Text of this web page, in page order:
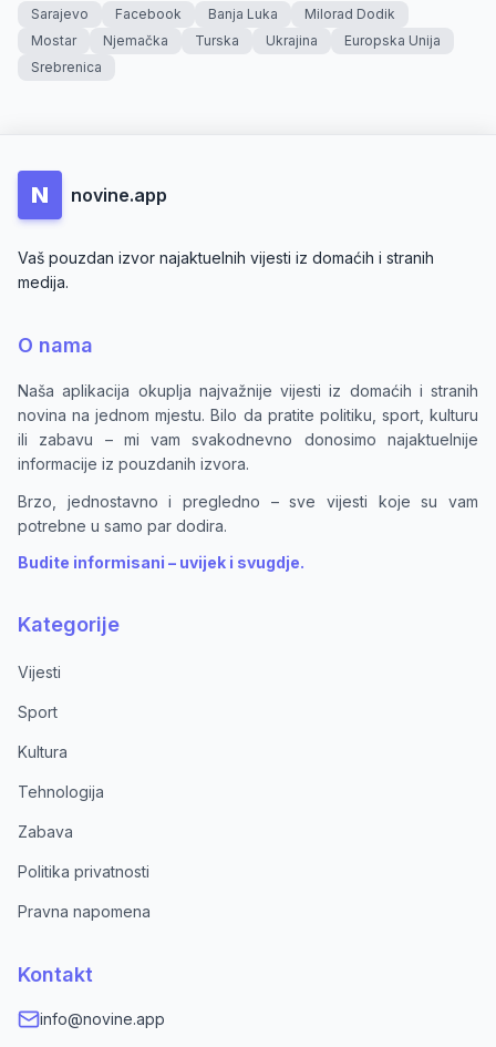
Sarajevo Facebook Banja Luka
Milorad Dodik
Mostar
Njemačka Turska Ukrajina
Europska Unija
Srebrenica
N novine.app
Vaš pouzdan izvor najaktuelnih vijesti iz domaćih i stranih
medija.
O nama
Naša aplikacija okuplja najvažnije vijesti iz domaćih i stranih
novina na jednom mjestu. Bilo da pratite politiku, sport, kulturu
ili zabavu – mi vam svakodnevno donosimo najaktuelnije
informacije iz pouzdanih izvora.
Brzo, jednostavno i pregledno – sve vijesti koje su vam
potrebne u samo par dodira.
Budite informisani – uvijek i svugdje.
Kategorije
Vijesti
Sport
Kultura
Tehnologija
Zabava
Politika privatnosti
Pravna napomena
Kontakt
info@novine.app